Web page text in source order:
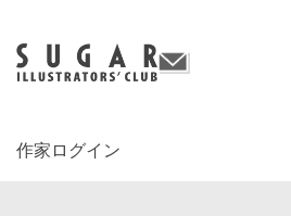
作家ログイン